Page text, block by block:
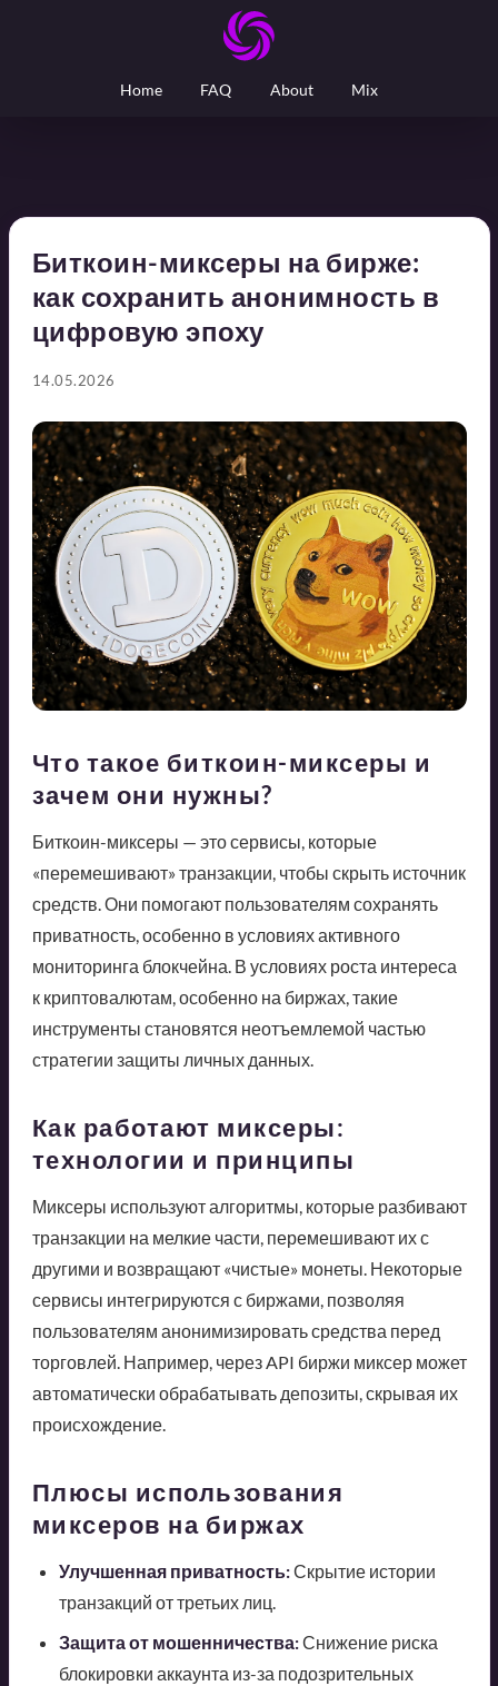
Home FAQ About Mix
Биткоин-миксеры на бирже:
как сохранить анонимность в
цифровую эпоху
14.05.2026
Что такое биткоин-миксеры и
зачем они нужны?
Биткоин-миксеры — это сервисы, которые
«перемешивают» транзакции, чтобы скрыть источник
средств. Они помогают пользователям сохранять
приватность, особенно в условиях активного
мониторинга блокчейна. В условиях роста интереса
к криптовалютам, особенно на биржах, такие
инструменты становятся неотъемлемой частью
стратегии защиты личных данных.
Как работают миксеры:
технологии и принципы
Миксеры используют алгоритмы, которые разбивают
транзакции на мелкие части, перемешивают их с
другими и возвращают «чистые» монеты. Некоторые
сервисы интегрируются с биржами, позволяя
пользователям анонимизировать средства перед
торговлей. Например, через API биржи миксер может
автоматически обрабатывать депозиты, скрывая их
происхождение.
Плюсы использования
миксеров на биржах
Улучшенная приватность:Скрытие истории
транзакций от третьих лиц.
Защита от мошенничества:Снижение риска
блокировки аккаунта из-за подозрительных